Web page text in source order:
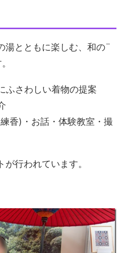
湯とともに楽しむ、和の¨
さわしい着物の提案
香)・お話・体験教室・撮
行われています。